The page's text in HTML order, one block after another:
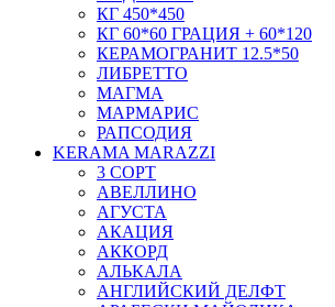
КГ 450*450
КГ 60*60 ГРАЦИЯ + 60*120
КЕРАМОГРАНИТ 12.5*50
ЛИБРЕТТО
МАГМА
МАРМАРИС
РАПСОДИЯ
KERAMA MARAZZI
3 СОРТ
АВЕЛЛИНО
АГУСТА
АКАЦИЯ
АККОРД
АЛЬКАЛА
АНГЛИЙСКИЙ ДЕЛФТ